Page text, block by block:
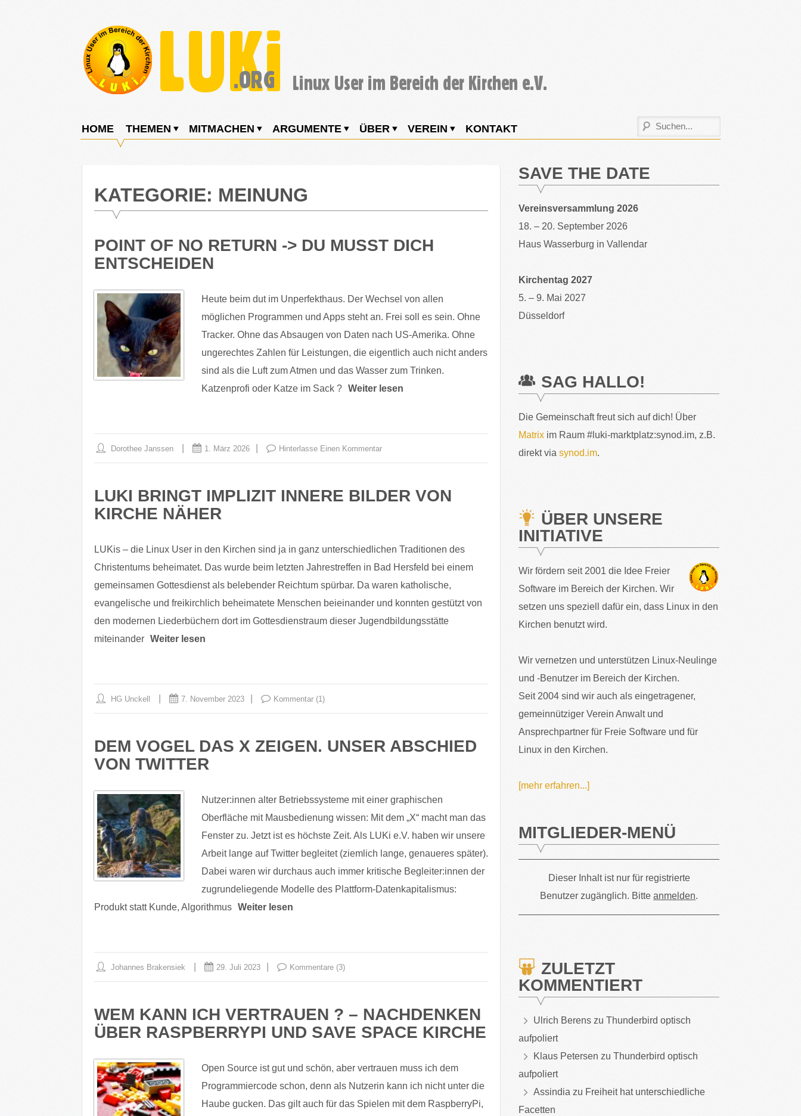
E.V.
User
Bereich
Kirchen
HOME THEMEN MITMACHEN ARGUMENTE ÜBER VEREIN KONTAKT
KATEGORIE: MEINUNG
POINT OF NO RETURN -> DU MUSST DICH
ENTSCHEIDEN
Heute beim dut im Unperfekthaus. Der Wechsel von allen
möglichen Programmen und Apps steht an. Frei soll es sein. Ohne
Tracker. Ohne das Absaugen von Daten nach US-Amerika. Ohne
ungerechtes Zahlen für Leistungen, die eigentlich auch nicht anders
sind als die Luft zum Atmen und das Wasser zum Trinken.
Katzenprofi oder Katze im Sack ? Weiter lesen
Dorothee Janssen 1. März 2026 Hinterlasse Einen Kommentar
LUKI BRINGT IMPLIZIT INNERE BILDER VON
KIRCHE NÄHER
LUKis – die Linux User in den Kirchen sind ja in ganz unterschiedlichen Traditionen des
Christentums beheimatet. Das wurde beim letzten Jahrestreffen in Bad Hersfeld bei einem
gemeinsamen Gottesdienst als belebender Reichtum spürbar. Da waren katholische,
evangelische und freikirchlich beheimatete Menschen beieinander und konnten gestützt von
den modernen Liederbüchern dort im Gottesdienstraum dieser Jugendbildungsstätte
miteinander Weiter lesen
HG Unckell 7. November 2023 Kommentar (1)
DEM VOGEL DAS X ZEIGEN. UNSER ABSCHIED
VON TWITTER
Nutzer:innen alter Betriebssysteme mit einer graphischen
Oberfläche mit Mausbedienung wissen: Mit dem „X“ macht man das
Fenster zu. Jetzt ist es höchste Zeit. Als LUKi e.V. haben wir unsere
Arbeit lange auf Twitter begleitet (ziemlich lange, genaueres später).
Dabei waren wir durchaus auch immer kritische Begleiter:innen der
zugrundeliegende Modelle des Plattform-Datenkapitalismus:
Produkt statt Kunde, Algorithmus Weiter lesen
Johannes Brakensiek 29. Juli 2023 Kommentare (3)
WEM KANN ICH VERTRAUEN ? – NACHDENKEN
ÜBER RASPBERRYPI UND SAVE SPACE KIRCHE
Open Source ist gut und schön, aber vertrauen muss ich dem
Programmiercode schon, denn als Nutzerin kann ich nicht unter die
Haube gucken. Das gilt auch für das Spielen mit dem RaspberryPi,
SAVE THE DATE
Vereinsversammlung 2026
18. – 20. September 2026
Haus Wasserburg in Vallendar
Kirchentag 2027
5. – 9. Mai 2027
Düsseldorf
SAG HALLO!
Die Gemeinschaft freut sich auf dich! Über
Matrix im Raum #luki-marktplatz:synod.im, z.B.
direkt viasynod.im.
ÜBER UNSERE
INITIATIVE
Wir fördern seit 2001 die Idee Freier
Software im Bereich der Kirchen. Wir
setzen uns speziell dafür ein, dass Linux in den
Kirchen benutzt wird.
Wir vernetzen und unterstützen Linux-Neulinge
und -Benutzer im Bereich der Kirchen.
Seit 2004 sind wir auch als eingetragener,
gemeinnütziger Verein Anwalt und
Ansprechpartner für Freie Software und für
Linux in den Kirchen.
[mehr erfahren...]
MITGLIEDER-MENÜ
Dieser Inhalt ist nur für registrierte
Benutzer zugänglich. Bitteanmelden.
ZULETZT
KOMMENTIERT
Ulrich Berenszu Thunderbird optisch
aufpoliert
Klaus Petersen zu Thunderbird optisch
aufpoliert
Assindia zu Freiheit hat unterschiedliche
Facetten